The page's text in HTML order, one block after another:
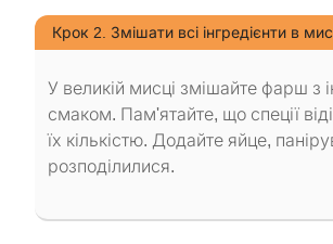
Крок 2. Змішати всі інгредієнти в
У великій мисці змішайте фарш з
смаком. Пам'ятайте, що спеції
їх кількістю. Додайте яйце,
розподілилися.